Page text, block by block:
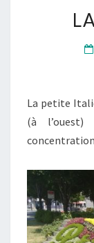
La petite
(à